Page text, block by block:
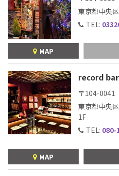
東京都中央
TEL:
MAP
record
〒104-0041
東京都中央
1F
TEL: 080-
MAP